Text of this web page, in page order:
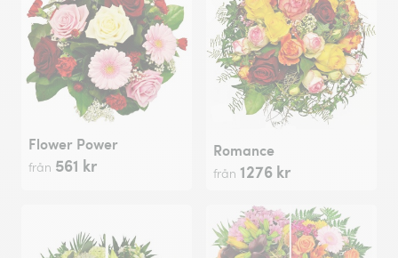
Flower Power
från 561 kr
Romance
från 1276 kr